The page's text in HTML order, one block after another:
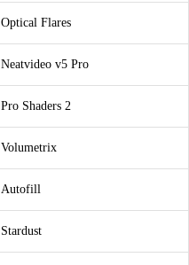
Optical Flares
Neatvideo v5 Pro
Pro Shaders 2
Volumetrix
Autofill
Stardust